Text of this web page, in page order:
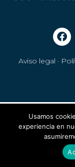
Aviso legal ·
Usamos
experiencia en